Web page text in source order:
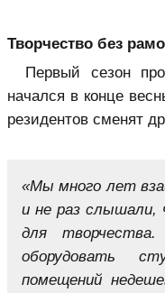
Творчество без
Первый сезон
начался в конце
резидентов сменят
«Мы много лет
и не раз слышали,
для
оборудовать
помещений